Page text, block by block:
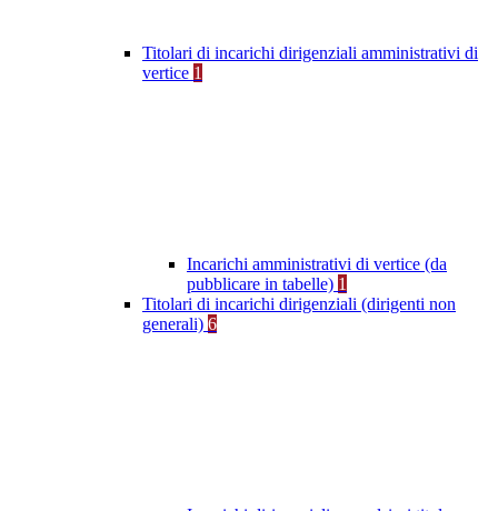
Titolari di incarichi dirigenziali amministrativi di
vertice 1
Incarichi amministrativi di vertice (da
pubblicare in tabelle) 1
Titolari di incarichi dirigenziali (dirigenti non
generali) 6